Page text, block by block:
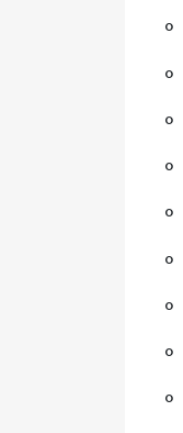
⚬
⚬
⚬
⚬
⚬
⚬
⚬
⚬
⚬